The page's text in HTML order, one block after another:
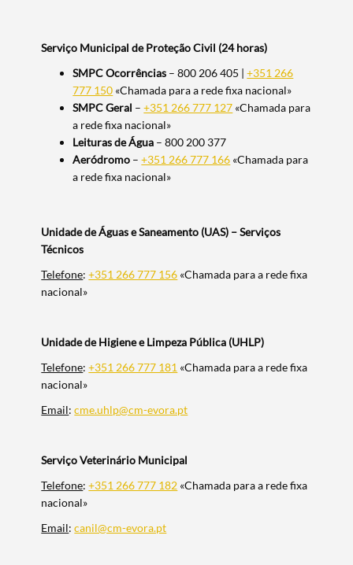
Serviço Municipal de Proteção Civil (24 horas)
SMPC Ocorrências – 800 206 405 |+351 266
777 150 «Chamada para a rede fixa nacional»
SMPC Geral –+351 266 777 127 «Chamada para
a rede fixa nacional»
Leituras de Água – 800 200 377
Aeródromo –+351 266 777 166 «Chamada para
a rede fixa nacional»
Unidade de Águas e Saneamento (UAS) – Serviços
Técnicos
Telefone:+351 266 777 156 «Chamada para a rede fixa
nacional»
Unidade de Higiene e Limpeza Pública (UHLP)
Telefone:+351 266 777 181 «Chamada para a rede fixa
nacional»
Email:cme.uhlp@cm-evora.pt
Serviço Veterinário Municipal
Telefone:+351 266 777 182 «Chamada para a rede fixa
nacional»
Email:canil@cm-evora.pt